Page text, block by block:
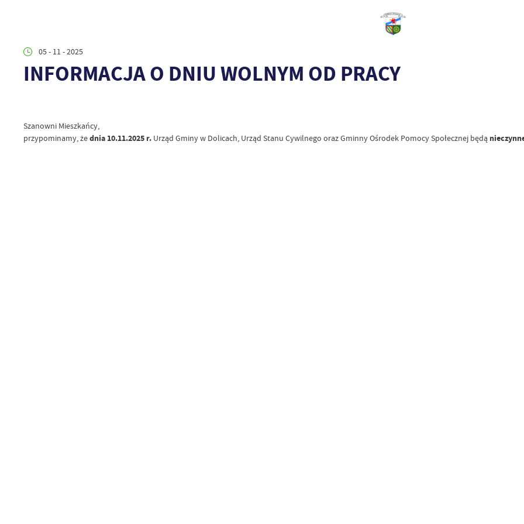
05 - 11 - 2025
INFORMACJA O DNIU WOLNYM OD PRACY
Szanowni Mieszkańcy,
przypominamy, żednia 10.11.2025 r.Urząd Gminy w Dolicach, Urząd Stanu Cywilnego oraz Gminny Ośrodek Pomocy Społecznej będą